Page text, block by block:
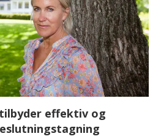
effektiv og